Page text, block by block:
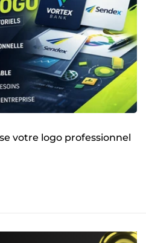
votre logo professionnel